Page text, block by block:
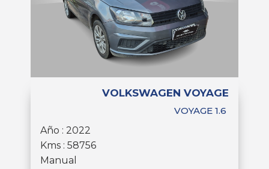
VOLKSWAGEN VOYAGE
VOYAGE 1.6
Año : 2022
Kms : 58756
Manual